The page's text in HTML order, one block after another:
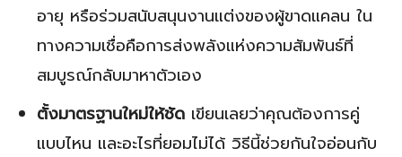
อายุ หรือร่วมสนับสนุนงานแต่งของผู้ขาดแคลน ใน
ทางความเชื่อคือการส่งพลังแห่งความสัมพันธ์ที่
สมบูรณ์กลับมาหาตัวเอง
ตั้งมาตรฐานใหม่ให้ชัด เขียนเลยว่าคุณต้องการคู่
แบบไหน และอะไรที่ยอมไม่ได้ วิธีนี้ช่วยกันใจอ่อนกับ